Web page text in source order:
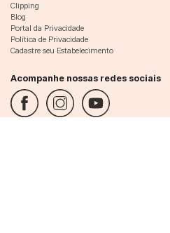
Clipping
Blog
Portal da Privacidade
Política de Privacidade
Cadastre seu Estabelecimento
Acompanhe nossas redes sociais